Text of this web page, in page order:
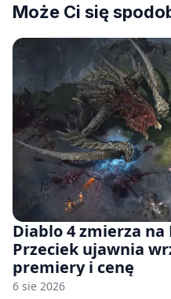
Może Ci się
Diablo 4 zmierza
Przeciek ujawnia
premiery i cenę
6 sie 2026